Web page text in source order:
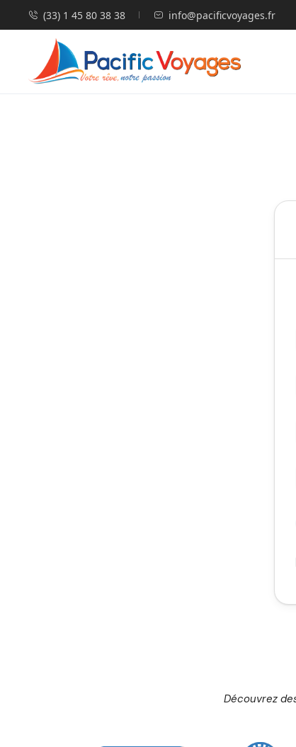
(33) 1 45 80 38 38 info@pacificvoyages.fr
Découvrez